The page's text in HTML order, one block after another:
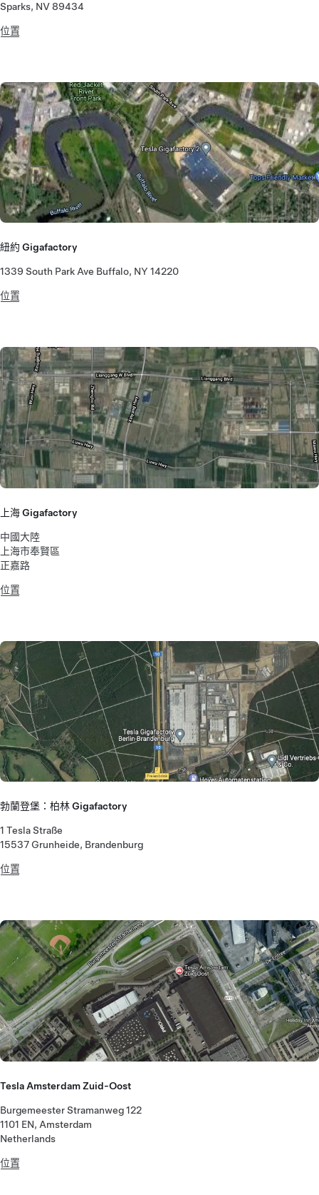
Sparks, NV 89434
位置
紐約 Gigafactory
1339 South Park Ave Buffalo, NY 14220
位置
上海 Gigafactory
中國大陸
上海市奉賢區
正嘉路
位置
勃蘭登堡：柏林 Gigafactory
1 Tesla Straße
15537 Grunheide, Brandenburg
位置
Tesla Amsterdam Zuid-Oost
Burgemeester Stramanweg 122
1101 EN, Amsterdam
Netherlands
位置